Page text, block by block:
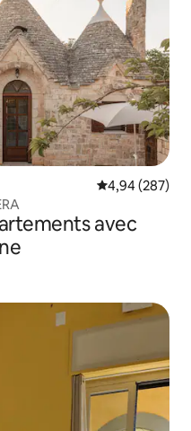
Évaluation
4,94 (287)
avec
appréciés